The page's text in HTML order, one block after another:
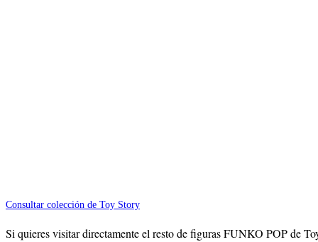
Consultar colección de Toy Story
Si quieres visitar directamente el resto de figuras FUNKO POP de